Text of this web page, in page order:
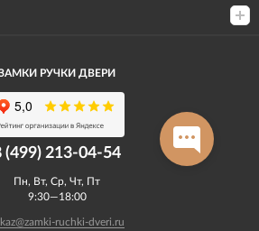
РУЧКИ ДВЕРИ
(499) 213-04-54​
Пн, Вт, Ср, Чт, Пт
9:30—18:00
ruchki-dveri.ru